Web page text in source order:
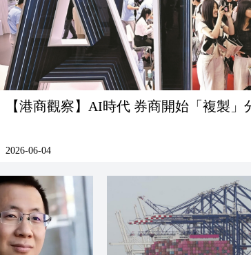
【港商觀察】AI時代 券商開始「複製」
2026-06-04